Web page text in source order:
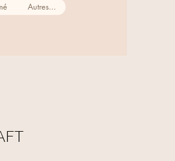
Autres...